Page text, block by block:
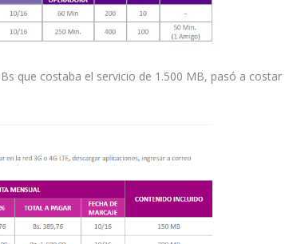
que costaba el servicio de 1.500 MB, pasó a costar